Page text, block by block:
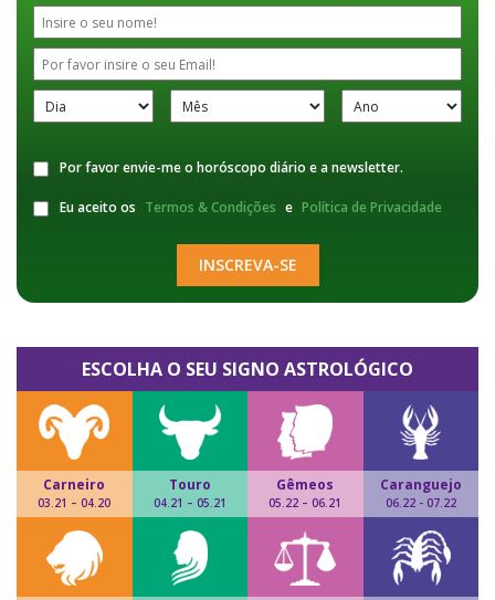
Por favor envie-me o horóscopo diário e a newsletter.
Eu aceito os Termos & Condições e Política de Privacidade
INSCREVA-SE
ESCOLHA O SEU SIGNO ASTROLÓGICO
Carneiro
03.21 – 04.20
Touro
04.21 – 05.21
Gêmeos
05.22 – 06.21
Caranguejo
06.22 - 07.22